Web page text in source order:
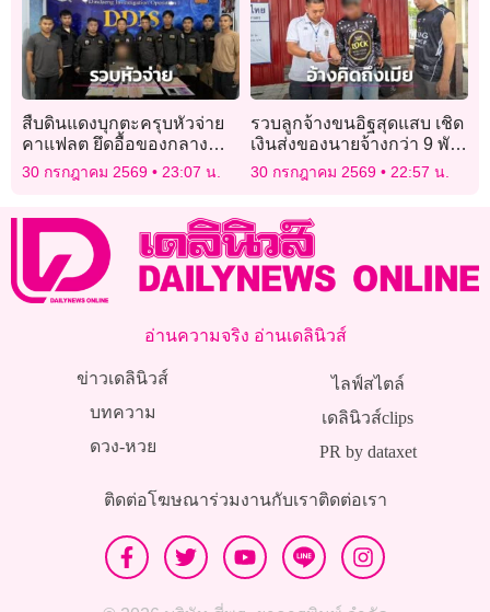
สืบดินแดงบุกตะครุบหัวจ่าย
คาแฟลต ยึดอื้อของกลาง
ยาบ้า-เงินสด
30 กรกฎาคม 2569 23:07 น.
รวบลูกจ้างขนอิฐสุดแสบ เชิด
เงินส่งของนายจ้างกว่า 9 พัน
บาท อ้างคิดถึงเมีย
30 กรกฎาคม 2569 22:57 น.
อ่านความจริง อ่านเดลินิวส์
ข่าวเดลินิวส์
บทความ
ดวง-หวย
ไลฟ์สไตล์
เดลินิวส์clips
PR by dataxet
ติดต่อโฆษณาร่วมงานกับเราติดต่อเรา